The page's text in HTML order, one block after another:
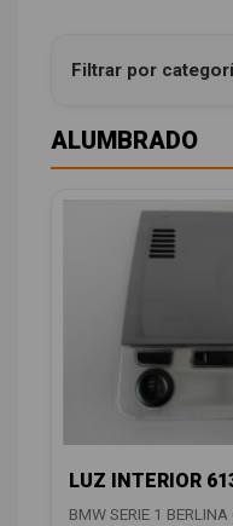
Filtrar por
ALUMBRADO
LUZ INTERIOR
BMW SERIE 1